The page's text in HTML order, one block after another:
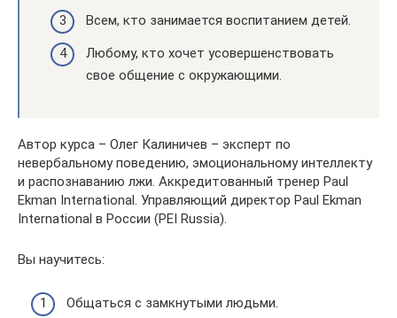
Всем, кто занимается воспитанием детей.
Любому, кто хочет усовершенствовать
свое общение с окружающими.
Автор курса – Олег Калиничев – эксперт по
невербальному поведению, эмоциональному интеллекту
и распознаванию лжи. Аккредитованный тренер Paul
Ekman International. Управляющий директор Paul Ekman
International в России (PEI Russia).
Вы научитесь:
Общаться с замкнутыми людьми.